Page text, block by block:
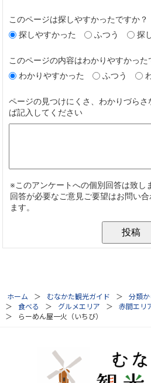
ホーム むなかた観光ガイド
分類か
食べる
グルメエリア
赤間エリ
らーめん屋一火（いちび）